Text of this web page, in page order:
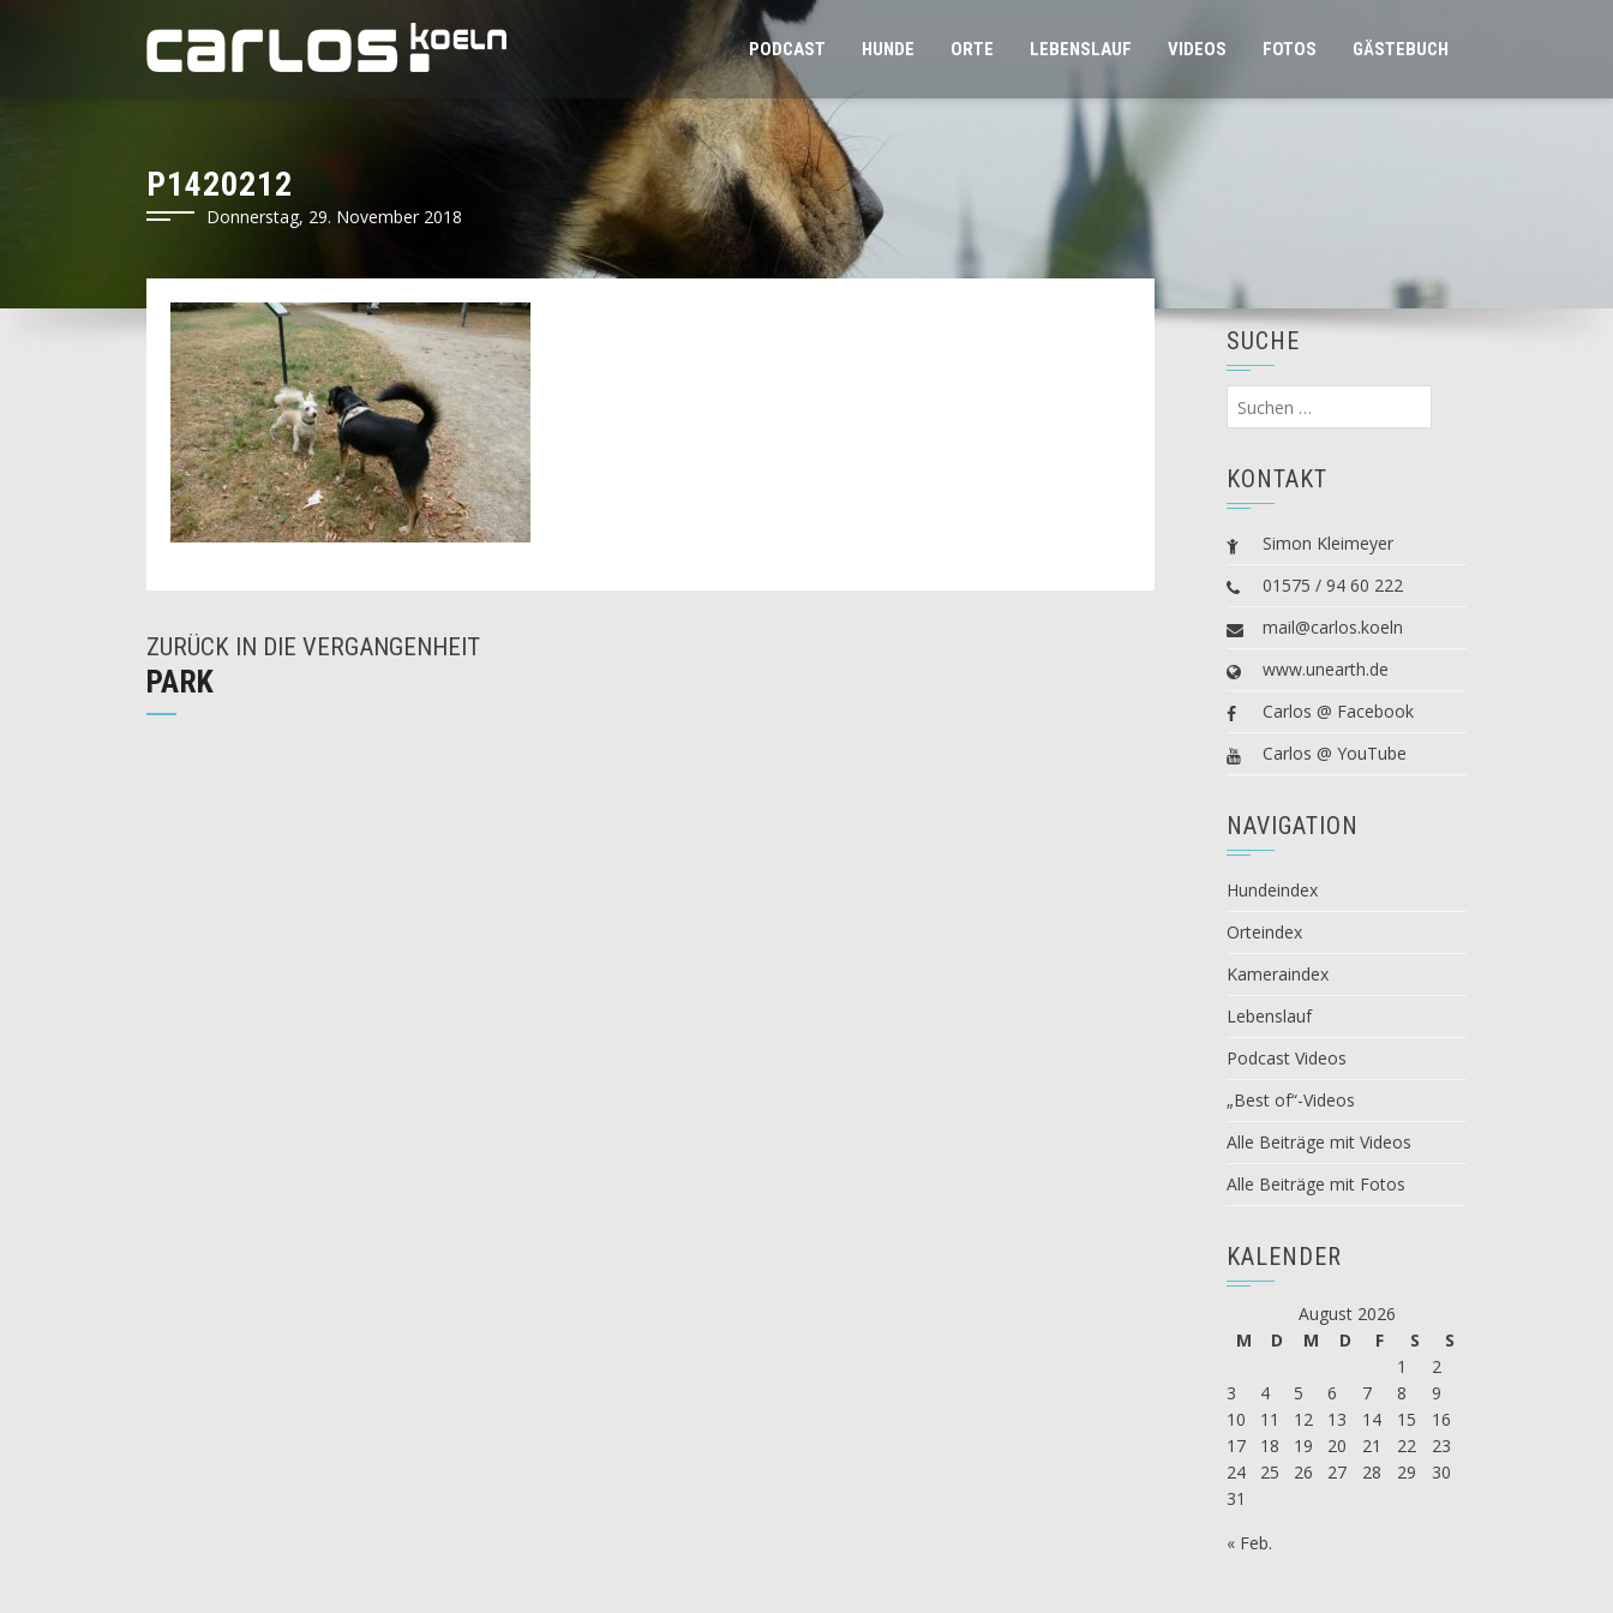
PODCAST HUNDE ORTE LEBENSLAUF VIDEOS FOTOS GÄSTEBUCH
P1420212
Donnerstag, 29. November 2018
ZURÜCK IN DIE VERGANGENHEIT
PARK
SUCHE
Suchen
nach:
KONTAKT
Simon Kleimeyer
01575 / 94 60 222
mail@carlos.koeln
www.unearth.de
Carlos @ Facebook
Carlos @ YouTube
NAVIGATION
Hundeindex
Orteindex
Kameraindex
Lebenslauf
Podcast Videos
„Best of“-Videos
Alle Beiträge mit Videos
Alle Beiträge mit Fotos
KALENDER
August 2026
M
D M D F S
S
1
2
3
4 5 6 7 8
9
10
11 12 13 14 15
16
17
18 19 20 21 22
23
24
25 26 27 28 29
30
31
« Feb.